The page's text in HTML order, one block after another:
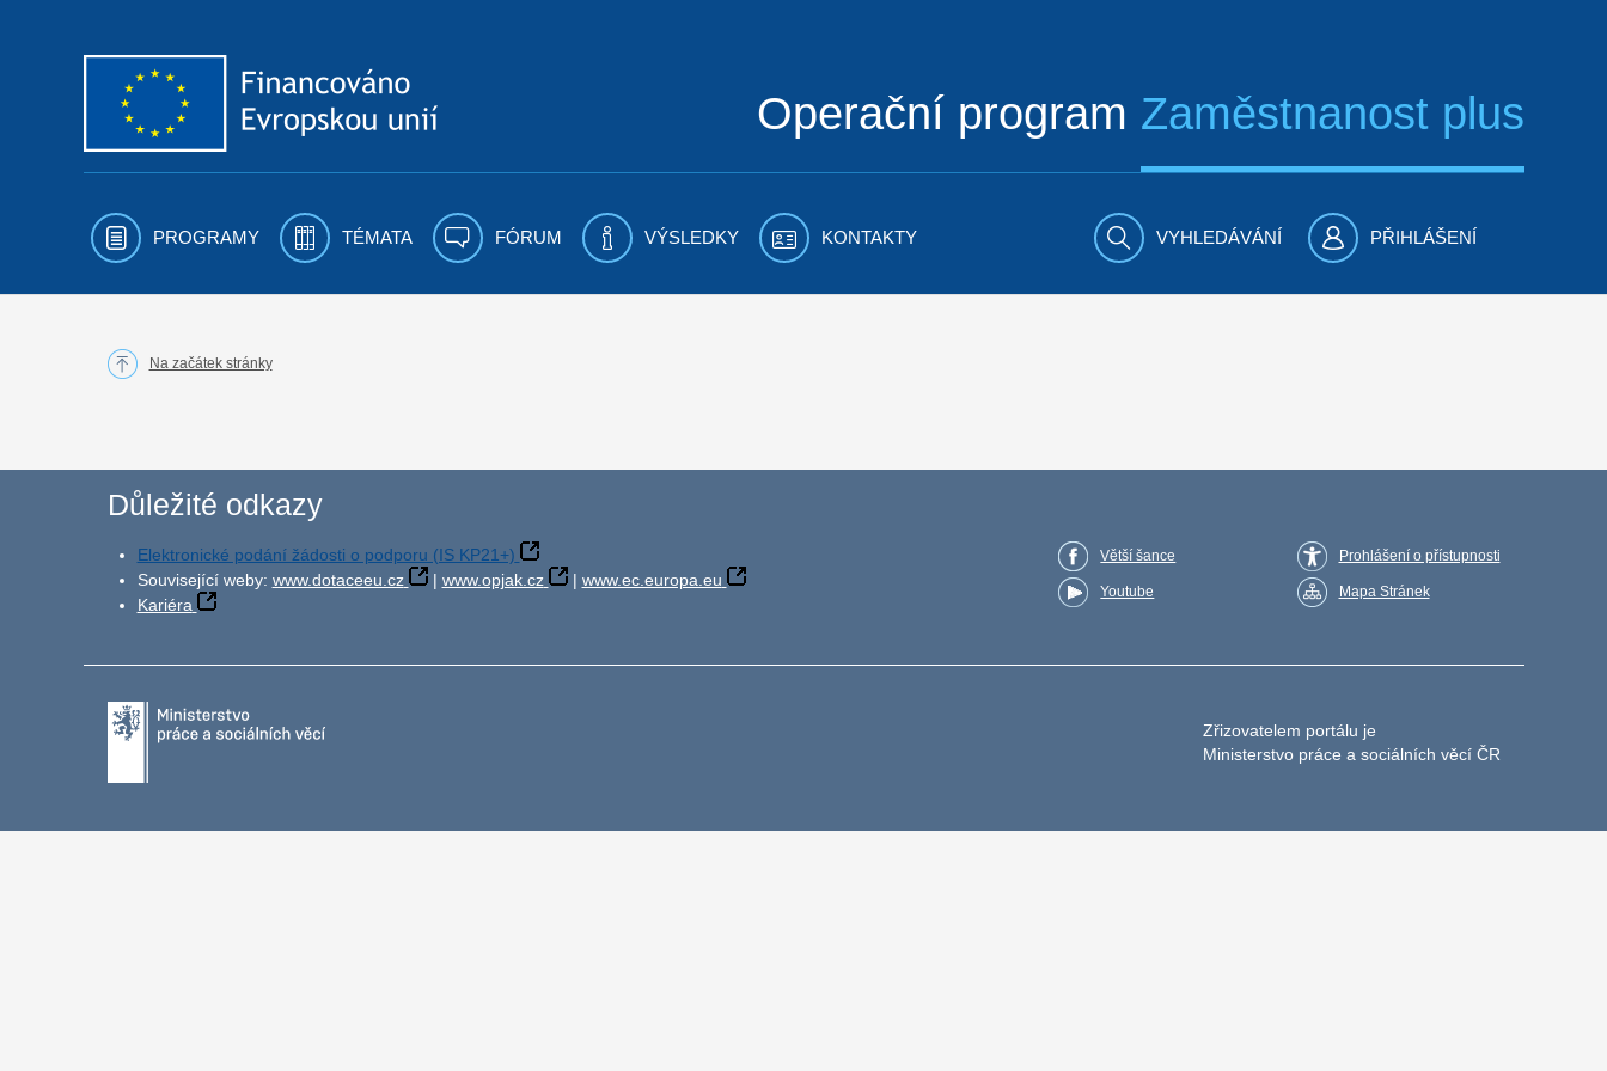
Operační program Zaměstnanost plus
PROGRAMY TÉMATA FÓRUM VÝSLEDKY KONTAKTY VYHLEDÁVÁNÍ PŘIHLÁŠENÍ
Na začátek stránky
Důležité odkazy
Elektronické podání žádosti o podporu (IS KP21+)
Související weby: www.dotaceeu.cz | www.opjak.cz | www.ec.europa.eu
Kariéra
Větší šance
Youtube
Prohlášení o přístupnosti
Mapa Stránek
Zřizovatelem portálu je
Ministerstvo práce a sociálních věcí ČR